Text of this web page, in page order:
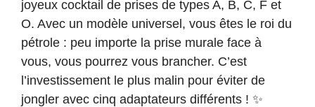
joyeux cocktail de prises de types A, B, C, F et
O. Avec un modèle universel, vous êtes le roi du
pétrole : peu importe la prise murale face à
vous, vous pourrez vous brancher. C’est
l’investissement le plus malin pour éviter de
jongler avec cinq adaptateurs différents ! ✨